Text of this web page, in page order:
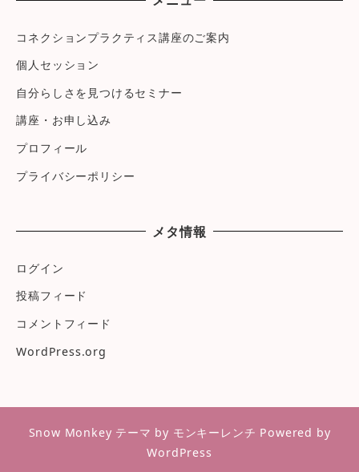
コネクションプラクティス講座のご案内
個人セッション
自分らしさを見つけるセミナー
講座・お申し込み
プロフィール
プライバシーポリシー
メタ情報
ログイン
投稿フィード
コメントフィード
WordPress.org
Snow Monkey テーマ by モンキーレンチ Powered by
WordPress